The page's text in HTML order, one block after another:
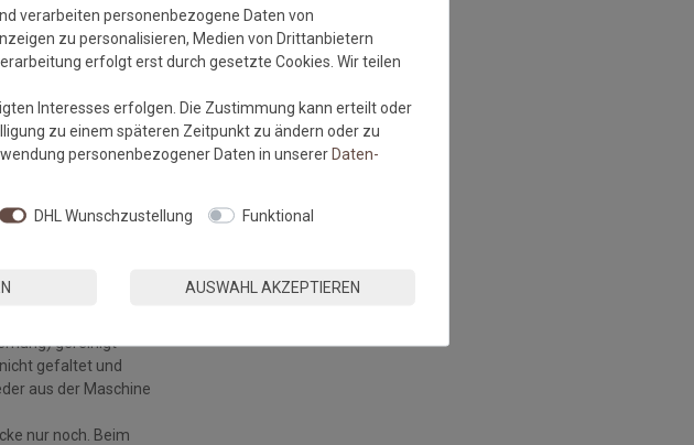
PVC-frei sind und
absolut
aus. Dadurch
wieder glatt.
gereinigt
gefaltet und
aus der Maschine
nur noch. Beim
verarbeiten personenbezogene Daten von
zu personalisieren, Medien von Drittanbietern
erfolgt erst durch gesetzte Cookies. Wir teilen
Interesses erfolgen. Die Zustimmung kann erteilt oder
zu einem späteren Zeitpunkt zu ändern oder zu
personenbezogener Daten in unsererDaten­
DHL Wunschzustellung Funktional
AUSWAHL AKZEPTIEREN